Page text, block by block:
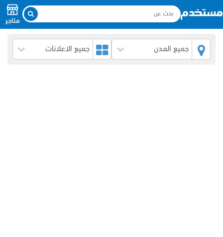
متاجر
جميع المدن جميع الاعلانات